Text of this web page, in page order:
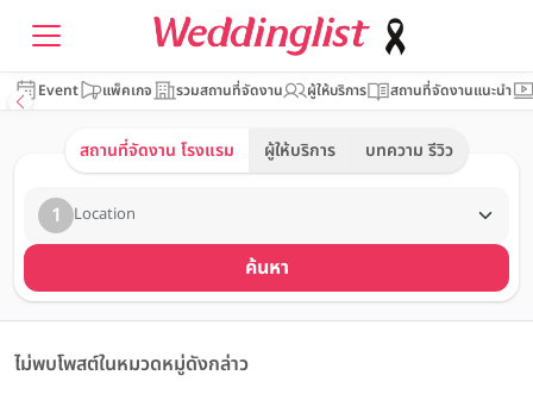
Event แพ็คเกจ รวมสถานที่จัดงาน ผู้ให้บริการ สถานที่จัดงานแนะนำ
สถานที่จัดงาน โรงแรม ผู้ให้บริการ บทความ รีวิว
1 Location
ค้นหา
ไม่พบโพสต์ในหมวดหมู่ดังกล่าว